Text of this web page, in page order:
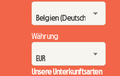
Währung
Unsere Unterkunftsarten